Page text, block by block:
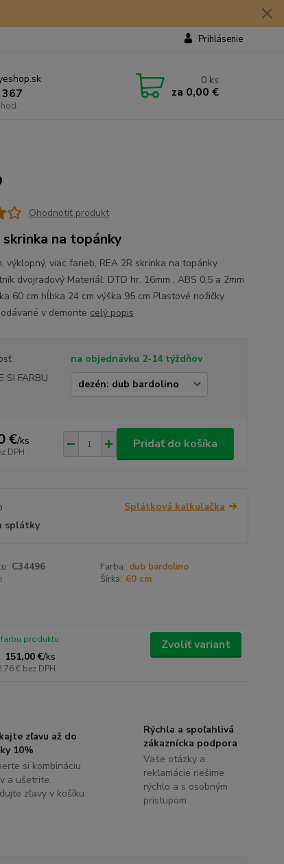
Prihlásenie
0 ks
za 0,00 €
Ohodnotiť produkt
skrinka na topánky
výklopný, viac farieb, REA 2R skrinka na topánky
dvojradový Materiál: DTD hr. 16mm , ABS 0,5 a 2mm
60 cm hĺbka 24 cm výška 95 cm Plastové nožičky
v demonte celý popis
na objednávku 2-14 týždňov
SI FARBU
€/ks
DPH
Pridať do košíka
Splátková kalkulačka
splátky
C34496 Farba: dub bardolino
Šírka: 60 cm
151,00 €/ks
€ bez DPH
farbu produktu Zvoliť variant
zľavu až do
10%
si kombináciu
a ušetrite.
zľavy v košíku
Rýchla a spoľahlivá
zákaznícka podpora
Vaše otázky a
reklamácie riešime
rýchlo a s osobným
prístupom